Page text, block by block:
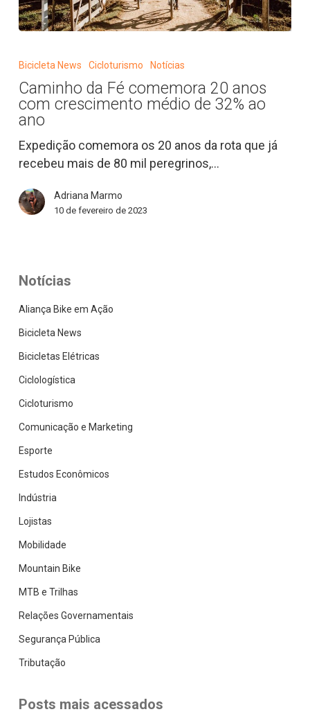
da
comemora
20
anos
com
crescimento
de
32%
Bicicleta News Cicloturismo Notícias
Caminho da Fé comemora 20 anos
com crescimento médio de 32% ao
ano
Expedição comemora os 20 anos da rota que já
recebeu mais de 80 mil peregrinos,…
Adriana Marmo
10 de fevereiro de 2023
Notícias
Aliança Bike em Ação
Bicicleta News
Bicicletas Elétricas
Ciclologística
Cicloturismo
Comunicação e Marketing
Esporte
Estudos Econômicos
Indústria
Lojistas
Mobilidade
Mountain Bike
MTB e Trilhas
Relações Governamentais
Segurança Pública
Tributação
Posts mais acessados